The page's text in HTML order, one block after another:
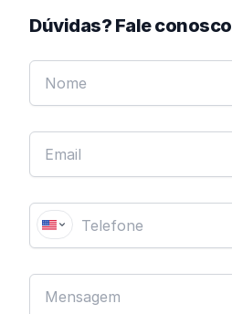
Dúvidas? Fale conosco